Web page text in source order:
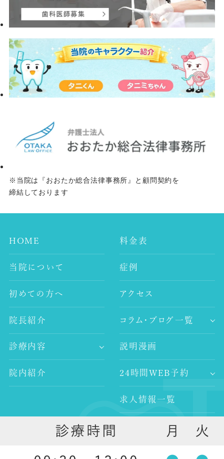
※当院は『おおたか総合法律事務所』と顧問契約を
締結しております
HOME
当院について
初めての方へ
院長紹介
診療内容
-歯が痛い
院内紹介
料金表
症例
アクセス
コラム・ブログ一覧
-歯科コラム
-院長ブログ
説明漫画
24時間WEB予約
求人情報一覧
-歯科衛生士求人